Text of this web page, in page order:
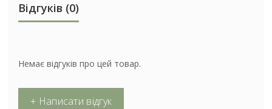
Відгуків (0)
Немає відгуків про цей товар.
+ Написати відгук